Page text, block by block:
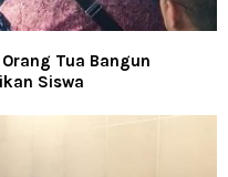
Tua Bangun
Siswa